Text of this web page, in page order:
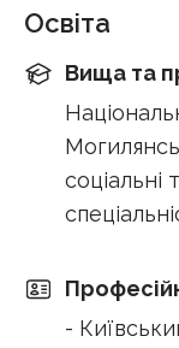
Освіта
Вища та
соціальні
-